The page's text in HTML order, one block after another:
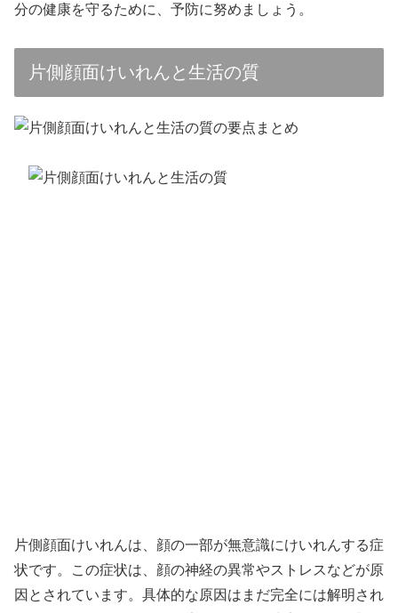
分の健康を守るために、予防に努めましょう。
片側顔面けいれんと生活の質
片側顔面けいれんは、顔の一部が無意識にけいれんする症
状です。この症状は、顔の神経の異常やストレスなどが原
因とされています。具体的な原因はまだ完全には解明され